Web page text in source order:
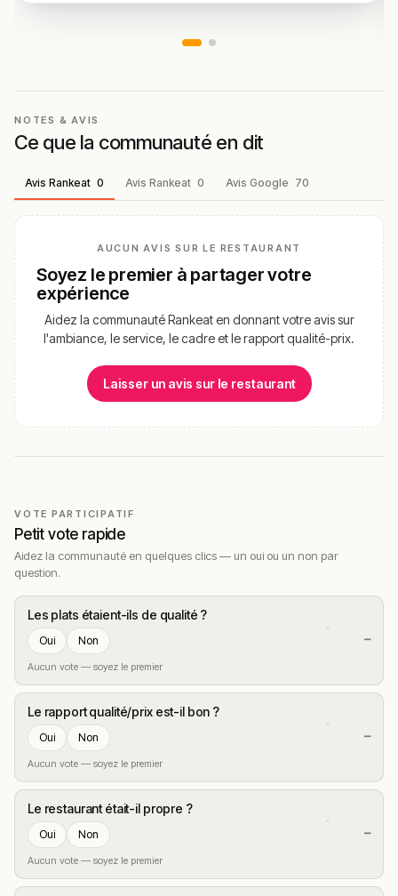
NOTES & AVIS
Ce que la communauté en dit
Avis Rankeat 0 Avis Rankeat 0 Avis Google 70
AUCUN AVIS SUR LE RESTAURANT
Soyez le premier à partager votre
expérience
Aidez la communauté Rankeat en donnant votre avis sur
l'ambiance, le service, le cadre et le rapport qualité-prix.
Laisser un avis sur le restaurant
VOTE PARTICIPATIF
Petit vote rapide
Aidez la communauté en quelques clics — un oui ou un non par
question.
Les plats étaient-ils de qualité ?
Oui Non
Aucun vote — soyez le premier
—
Le rapport qualité/prix est-il bon ?
Oui Non
Aucun vote — soyez le premier
—
Le restaurant était-il propre ?
Oui Non
Aucun vote — soyez le premier
—